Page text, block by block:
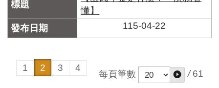
懂】
115-04-22
1 2 3 4
每頁筆數 / 61